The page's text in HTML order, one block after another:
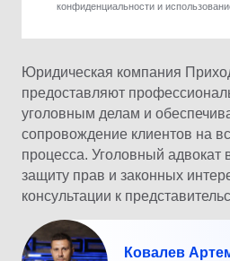
Юридическая компания
предоставляют
уголовным делам и
сопровождение клиентов на
процесса. Уголовный адвокат
защиту прав и законных
консультации к
Ковалев
конфиденциальности и